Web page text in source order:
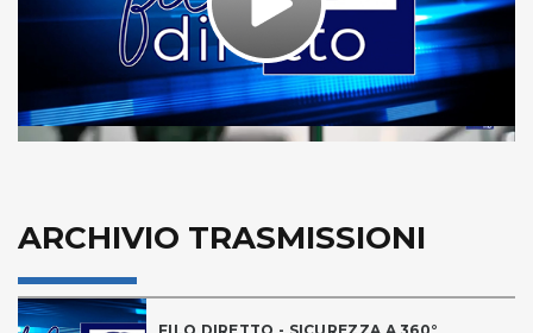
Play
Video
ARCHIVIO TRASMISSIONI